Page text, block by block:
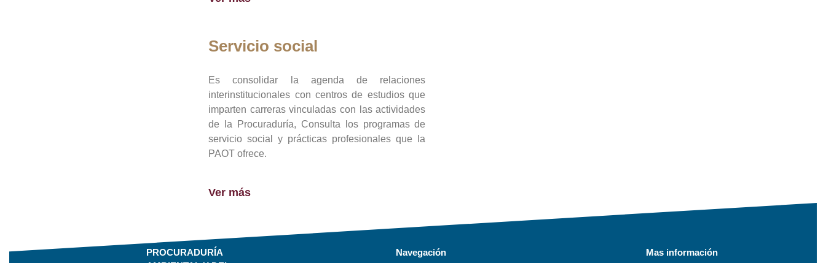
Servicio social
Es consolidar la agenda de relaciones
interinstitucionales con centros de estudios que
imparten carreras vinculadas con las actividades
de la Procuraduría, Consulta los programas de
servicio social y prácticas profesionales que la
PAOT ofrece.
Ver más
PROCURADURÍA
Navegación Mas información